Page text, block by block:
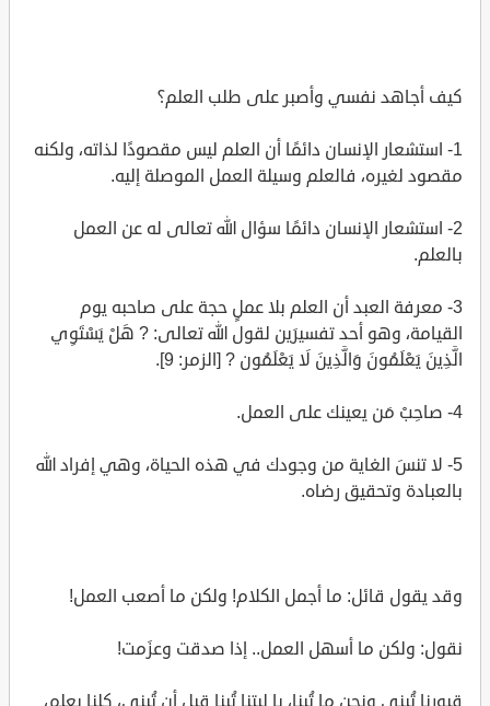
كيف أجاهد نفسي وأصبر على طلب العلم؟
1- استشعار الإنسان دائمًا أن العلم ليس مقصودًا لذاته، ولكنه
مقصود لغيره، فالعلم وسيلة العمل الموصلة إليه.
2- استشعار الإنسان دائمًا سؤال الله تعالى له عن العمل
بالعلم.
3- معرفة العبد أن العلم بلا عملٍ حجة على صاحبه يوم
القيامة، وهو أحد تفسيرَين لقول الله تعالى: ? هَلْ يَسْتَوِي
الَّذِينَ يَعْلَمُونَ وَالَّذِينَ لَا يَعْلَمُون ? [الزمر: 9].
4- صاحِبْ مَن يعينك على العمل.
5- لا تنسَ الغاية من وجودك في هذه الحياة، وهي إفراد الله
بالعبادة وتحقيق رضاه.
وقد يقول قائل: ما أجمل الكلام! ولكن ما أصعب العمل!
نقول: ولكن ما أسهل العمل.. إذا صدقت وعزَمت!